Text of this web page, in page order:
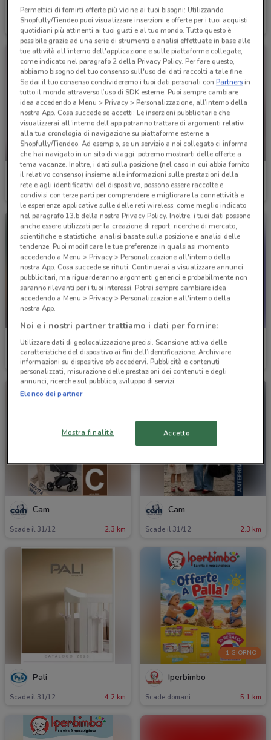
Idexe
Scade il 19/05 1.1 km
Original Marines
Scade il 19/05
-5 GIORNI
Giocheria
Scade giovedì 1.4 km
-4 GIORNI
Giocheria
Scade mercoledì 1.4 km
Giocheria
Scade mercoledì 1.4 km
Primigi
Scade il 19/05
Cam
Scade il 31/12 2.3 km
Cam
Scade il 31/12 2.3 km
Pali
Scade il 31/12 4.2 km
-1 GIORNO
Iperbimbo
Scade domani 5.1 km
Permettici di fornirti offerte più vicine ai tuoi bisogni: Utilizzando
Shopfully/Tiendeo puoi visualizzare inserzioni e offerte per i tuoi acquisti
quotidiani più attinenti ai tuoi gusti e al tuo mondo. Tutto questo è
possibile grazie ad una serie di strumenti e analisi effettuate in base alle
tue attività all'interno dell'applicazione e sulle piattaforme collegate,
come indicato nel paragrafo 2 della Privacy Policy. Per fare questo,
abbiamo bisogno del tuo consenso sull'uso dei dati raccolti a tale fine.
Se dai il tuo consenso condivideremo i tuoi dati personali conPartnersin
tutto il mondo attraverso l’uso di SDK esterne. Puoi sempre cambiare
idea accedendo a Menu > Privacy > Personalizzazione, all’interno della
nostra App. Cosa succede se accetti: Le inserzioni pubblicitarie che
visualizzerai all'interno dell’app potranno trattare di argomenti relativi
alla tua cronologia di navigazione su piattaforme esterne a
Shopfully/Tiendeo. Ad esempio, se un servizio a noi collegato ci informa
che hai navigato in un sito di viaggi, potremo mostrarti delle offerte a
tema vacanze. Inoltre, i dati sulla posizione (nel caso in cui abbia fornito
il relativo consenso) insieme alle informazioni sulle prestazioni della
rete e agli identificativi del dispositivo, possono essere raccolte e
condivisi con terze parti per comprendere e migliorare la connettività e
le esperienze applicative sulle delle reti wireless, come meglio indicato
nel paragrafo 13.b della nostra Privacy Policy. Inoltre, i tuoi dati possono
anche essere utilizzati per la creazione di report, ricerche di mercato,
scientifiche e statistiche, analisi basate sulla posizione e analisi delle
tendenze. Puoi modificare le tue preferenze in qualsiasi momento
accedendo a Menu > Privacy > Personalizzazione all'interno della
nostra App. Cosa succede se rifiuti: Continuerai a visualizzare annunci
pubblicitari, ma riguarderanno argomenti generici e probabilmente non
saranno rilevanti per i tuoi interessi. Potrai sempre cambiare idea
accedendo a Menu > Privacy > Personalizzazione all'interno della
nostra App.
Noi e i nostri partner trattiamo i dati per fornire:
Utilizzare dati di geolocalizzazione precisi. Scansione attiva delle
caratteristiche del dispositivo ai fini dell’identificazione. Archiviare
informazioni su dispositivo e/o accedervi. Pubblicità e contenuti
personalizzati, misurazione delle prestazioni dei contenuti e degli
annunci, ricerche sul pubblico, sviluppo di servizi.
Elenco dei partner
Mostra finalità Accetto